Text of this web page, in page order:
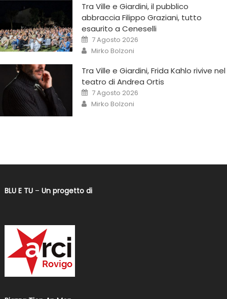
Tra Ville e Giardini, il pubblico
abbraccia Filippo Graziani, tutto
esaurito a Ceneselli
7 Agosto 2026
Mirko Bolzoni
Tra Ville e Giardini, Frida Kahlo rivive nel
teatro di Andrea Ortis
7 Agosto 2026
Mirko Bolzoni
BLU E TU– Un progetto di